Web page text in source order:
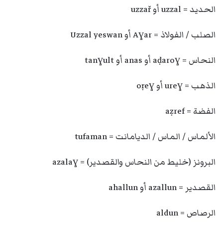
الحديد = uzzal أو uzzař
الصلب / الفولاذ = Aɣar أو Uzzal yeswan
النحاس = aḍaroɣ أو anas أو tanɣult
الذهب = ureɣ أو oṛeɣ
الفضة = aẓref
الألماس / الماس / الديامانت = tufaman
البرونز (خليط من النحاس والقصدير) = azalaɣ
القصدير = azallun أو ahallun
الرصاص = aldun